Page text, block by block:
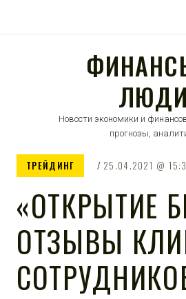
ЛЮДИ
Новости экономики и
прогнозы,
ТРЕЙДИНГ 25.04.2021
«ОТКРЫТИЕ
ОТЗЫВЫ